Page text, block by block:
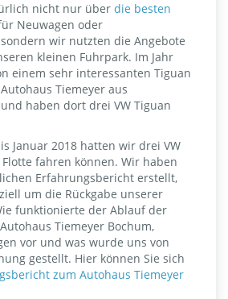
nicht nur über die besten
Neuwagen oder
wir nutzten die Angebote
kleinen Fuhrpark. Im Jahr
einem sehr interessanten Tiguan
Tiemeyer aus
haben dort drei VW Tiguan
Januar 2018 hatten wir drei VW
fahren können. Wir haben
Erfahrungsbericht erstellt,
um die Rückgabe unserer
funktionierte der Ablauf der
Tiemeyer Bochum,
vor und was wurde uns von
gestellt. Hier können Sie sich
zum Autohaus Tiemeyer